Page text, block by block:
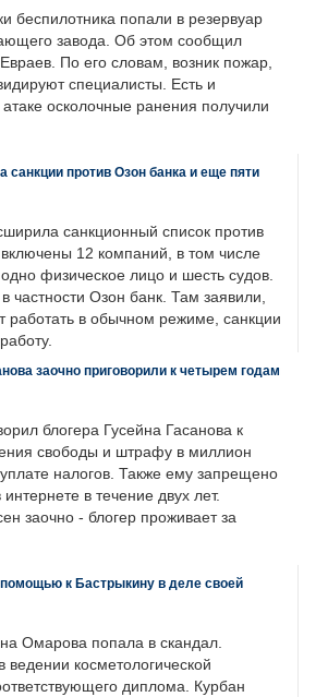
беспилотника попали в резервуар
завода. Об этом сообщил
По его словам, возник пожар,
специалисты. Есть и
осколочные ранения получили
санкции против Озон банка и еще пяти
санкционный список против
12 компаний, в том числе
физическое лицо и шесть судов.
частности Озон банк. Там заявили,
работать в обычном режиме, санкции
заочно приговорили к четырем годам
блогера Гусейна Гасанова к
свободы и штрафу в миллион
налогов. Также ему запрещено
в течение двух лет.
заочно - блогер проживает за
к Бастрыкину в деле своей
Омарова попала в скандал.
косметологической
диплома. Курбан